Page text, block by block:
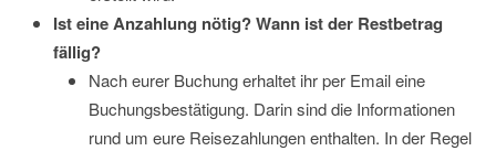
Ist eine Anzahlung nötig? Wann ist der Restbetrag
fällig?
Nach eurer Buchung erhaltet ihr per Email eine
Buchungsbestätigung. Darin sind die Informationen
rund um eure Reisezahlungen enthalten. In der Regel